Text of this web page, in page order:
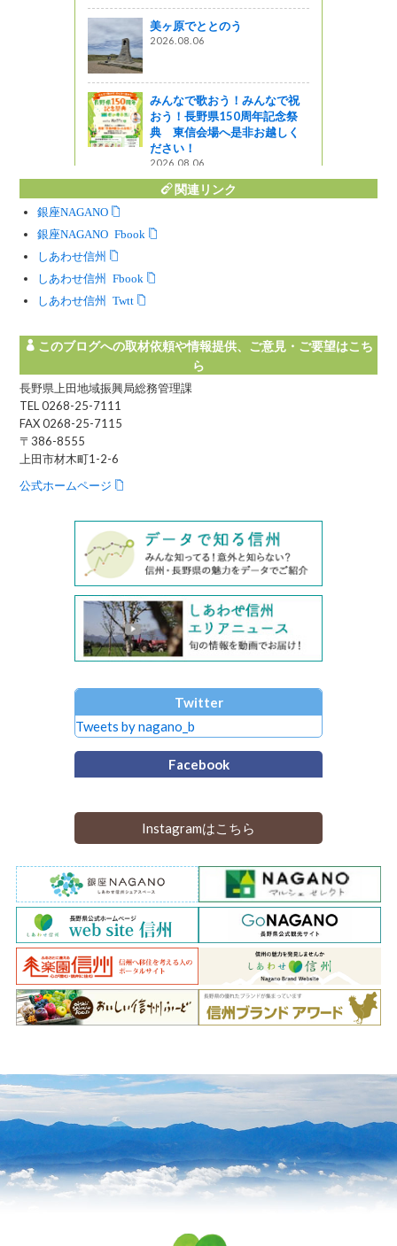
美ヶ原でととのう
2026.08.06
みんなで歌おう！みんなで祝
おう！長野県150周年記念祭
典 東信会場へ是非お越しく
ださい！
2026.08.06
関連リンク
銀座NAGANO
銀座NAGANO Facebook
しあわせ信州
しあわせ信州 Facebook
しあわせ信州 Twitter
このブログへの取材依頼や情報提供、ご意見・ご要望はこち
ら
長野県上田地域振興局総務管理課
TEL 0268-25-7111
FAX 0268-25-7115
〒386-8555
上田市材木町1-2-6
公式ホームページ
Twitter
Tweets by nagano_b
Facebook
Instagramはこちら